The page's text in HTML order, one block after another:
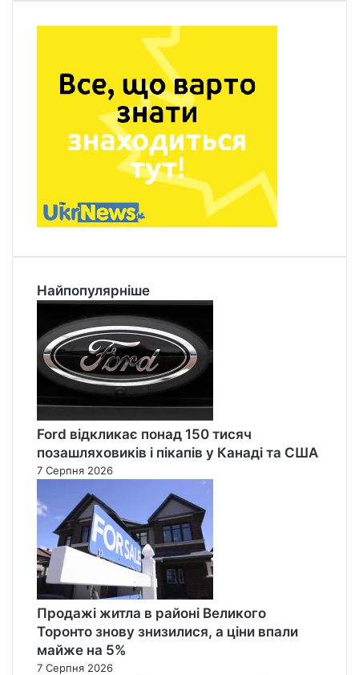
Найпопулярніше
Ford відкликає понад 150 тисяч
позашляховиків і пікапів у Канаді та США
7 Серпня 2026
Продажі житла в районі Великого
Торонто знову знизилися, а ціни впали
майже на 5%
7 Серпня 2026